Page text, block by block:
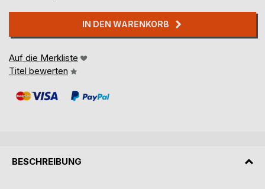
IN DEN WARENKORB
Auf die Merkliste
Titel bewerten
BESCHREIBUNG